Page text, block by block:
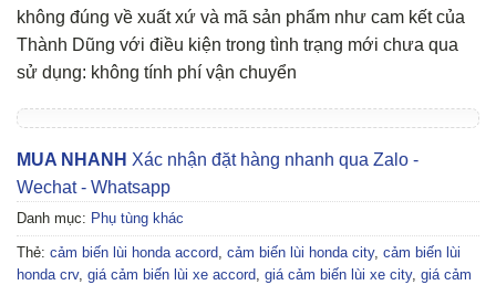
không đúng về xuất xứ và mã sản phẩm như cam kết của
Thành Dũng với điều kiện trong tình trạng mới chưa qua
sử dụng: không tính phí vận chuyển
MUA NHANH Xác nhận đặt hàng nhanh qua Zalo -
Wechat - Whatsapp
Danh mục: Phụ tùng khác
Thẻ: cảm biến lùi honda accord, cảm biến lùi honda city, cảm biến lùi
honda crv, giá cảm biến lùi xe accord, giá cảm biến lùi xe city, giá cảm